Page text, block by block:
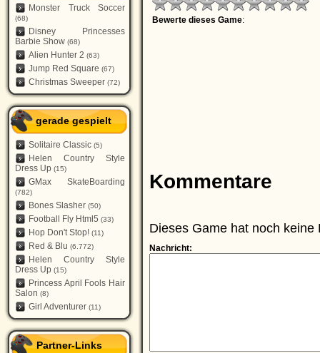
Monster Truck Soccer
(68)
Disney Princesses
Barbie Show (68)
Alien Hunter 2 (63)
Jump Red Square (67)
Christmas Sweeper (72)
gerade gespielt
Solitaire Classic (5)
Helen Country Style
Dress Up (15)
GMax SkateBoarding
(782)
Bones Slasher (50)
Football Fly Html5 (33)
Hop Don't Stop! (11)
Red & Blu (6.772)
Helen Country Style
Dress Up (15)
Princess April Fools Hair
Salon (8)
Girl Adventurer (11)
Partner-Links
Bewerte dieses Game:
Kommentare
Dieses Game hat noch
Nachricht: